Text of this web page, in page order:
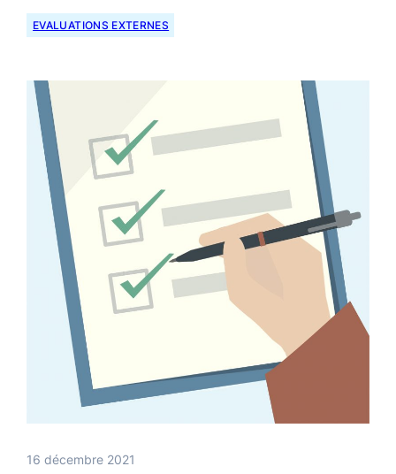
EVALUATIONS EXTERNES
16 décembre 2021